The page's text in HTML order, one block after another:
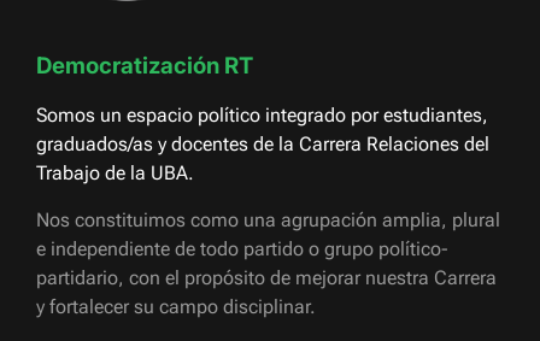
Democratización RT
Somos un espacio político integrado por estudiantes,
graduados/as y docentes de la Carrera Relaciones del
Trabajo de la UBA.
Nos constituimos como una agrupación amplia, plural
e independiente de todo partido o grupo político-
partidario, con el propósito de mejorar nuestra Carrera
y fortalecer su campo disciplinar.